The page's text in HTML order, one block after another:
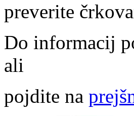
preverite
Do informacij
ali
pojdite na